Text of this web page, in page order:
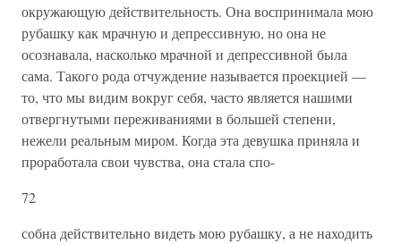
окружающую действительность. Она воспринимала мою
рубашку как мрачную и депрессивную, но она не
осознавала, насколько мрачной и депрессивной была
сама. Такого рода отчуждение называется проекцией —
то, что мы видим вокруг себя, часто является нашими
отвергнутыми переживаниями в большей степени,
нежели реальным миром. Когда эта девушка приняла и
проработала свои чувства, она стала спо-
72
собна действительно видеть мою рубашку, а не находить